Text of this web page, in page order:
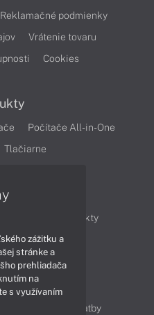
Reklamačné podmienky
Vrátenie tovaru
Cookies
Počítače All-in-One
Tlačiarne
Produkty
Videá
doručenia a platby
zážitku a
stránke a
prehliadača
na
s využívaním